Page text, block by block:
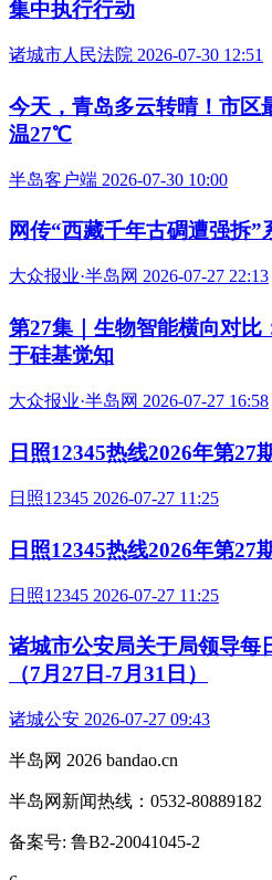
集中执行行动
诸城市人民法院 2026-07-30 12:51
今天，青岛多云转晴！市
温27℃
半岛客户端 2026-07-30 10:00
网传“西藏千年古碉遭强拆”
大众报业·半岛网 2026-07-27 22:13
第27集｜生物智能横向对比
于硅基觉知
大众报业·半岛网 2026-07-27 16:58
日照12345热线2026年第27
日照12345 2026-07-27 11:25
日照12345热线2026年第27
日照12345 2026-07-27 11:25
诸城市公安局关于局领导每
（7月27日-7月31日）
诸城公安 2026-07-27 09:43
半岛网 2026 bandao.cn
半岛网新闻热线：0532-80889182
备案号: 鲁B2-20041045-2